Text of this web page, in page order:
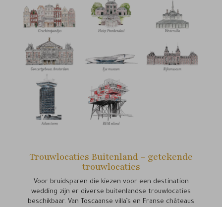
Trouwlocaties Buitenland – getekende
trouwlocaties
Voor bruidsparen die kiezen voor een destination
wedding zijn er diverse buitenlandse trouwlocaties
beschikbaar. Van Toscaanse villa’s en Franse châteaus